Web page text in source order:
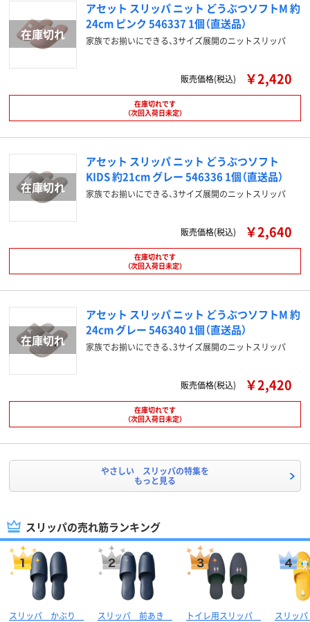
アセット スリッパ ニット どうぶつソフトM 約
24cm ピンク 546337 1個（直送品）
家族でお揃いにできる、3サイズ展開のニットスリッパ
販売価格(税込) ￥2,420
在庫切れです
（次回入荷日未定）
アセット スリッパ ニット どうぶつソフト
KIDS 約21cm グレー 546336 1個（直送品）
家族でお揃いにできる、3サイズ展開のニットスリッパ
販売価格(税込) ￥2,640
在庫切れです
（次回入荷日未定）
アセット スリッパ ニット どうぶつソフトM 約
24cm グレー 546340 1個（直送品）
家族でお揃いにできる、3サイズ展開のニットスリッパ
販売価格(税込) ￥2,420
在庫切れです
（次回入荷日未定）
やさしい スリッパの特集を
もっと見る
スリッパの売れ筋ランキング
スリッパ かぶり
スリッパ 前あき
トイレ用スリッパ
スリッ